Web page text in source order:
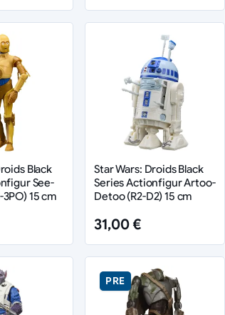
Black
See-
15 cm
Star Wars: Droids Black
Series Actionfigur Artoo-
Detoo (R2-D2) 15 cm
31,00 €
PRE